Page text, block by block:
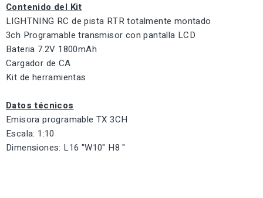
Contenido del Kit
LIGHTNING RC de pista RTR totalmente montado
3ch Programable transmisor con pantalla LCD
Bateria 7.2V 1800mAh
Cargador de CA
Kit de herramientas
Datos técnicos
Emisora programable TX 3CH
Escala: 1:10
Dimensiones: L16 "W10" H8 "